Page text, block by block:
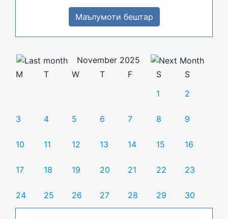
Маълумоти бештар
November 2025
M
T W T F S
S
1
2
3 4 5 6 7 8 9
10 11 12 13 14 15 16
17 18 19 20 21 22 23
24 25 26 27 28 29 30